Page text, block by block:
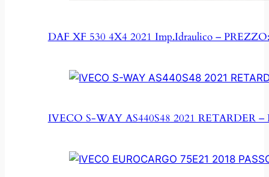
DAF XF 530 4X4 2021 Imp.Idraulico –
IVECO S-WAY AS440S48 2021 RETARDER –